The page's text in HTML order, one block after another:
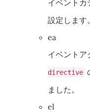
イベントカ
設定します。
ea
イベントア
directive
ました。
el